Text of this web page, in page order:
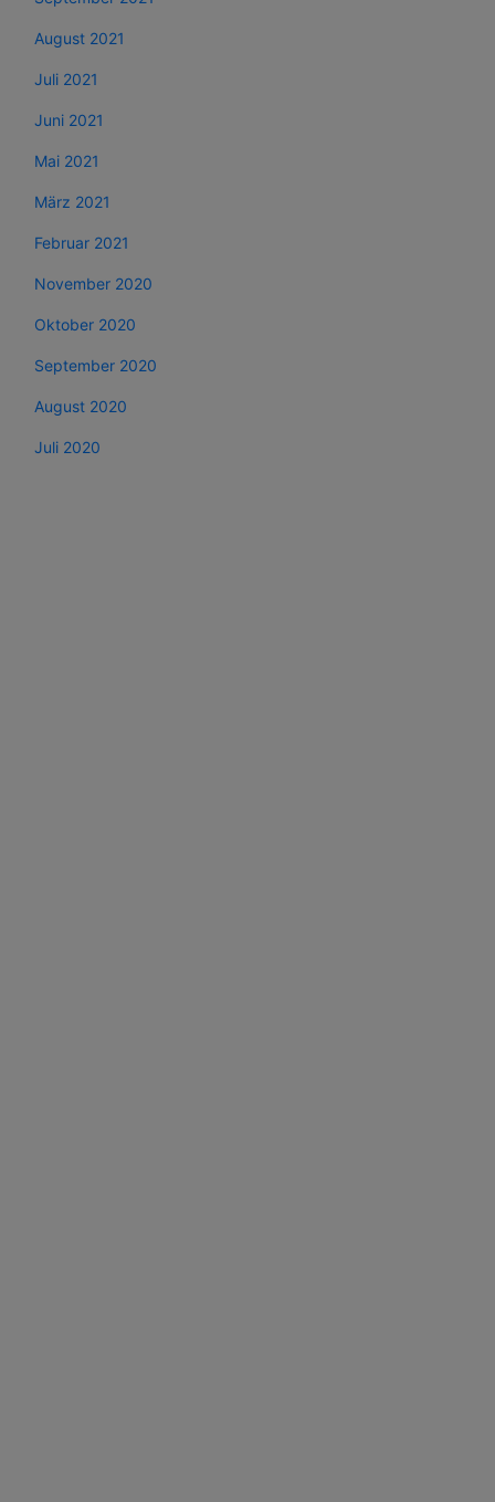
August 2021
Juli 2021
Juni 2021
Mai 2021
März 2021
Februar 2021
November 2020
Oktober 2020
September 2020
August 2020
Juli 2020